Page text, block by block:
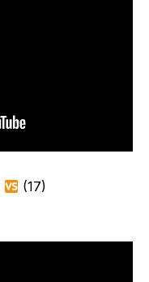
(17)